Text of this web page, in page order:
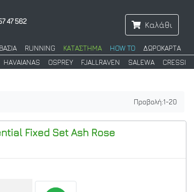
47 562 Καλάθι
RUNNING ΚΑΤΑΣΤΗΜΑ HOW TO
ΔΩΡΟΚΑΡΤΑ
HAVAIANAS OSPREY FJALLRAVEN SALEWA CRESSI
Προβολή:1-20
Fixed SetAsh Rose